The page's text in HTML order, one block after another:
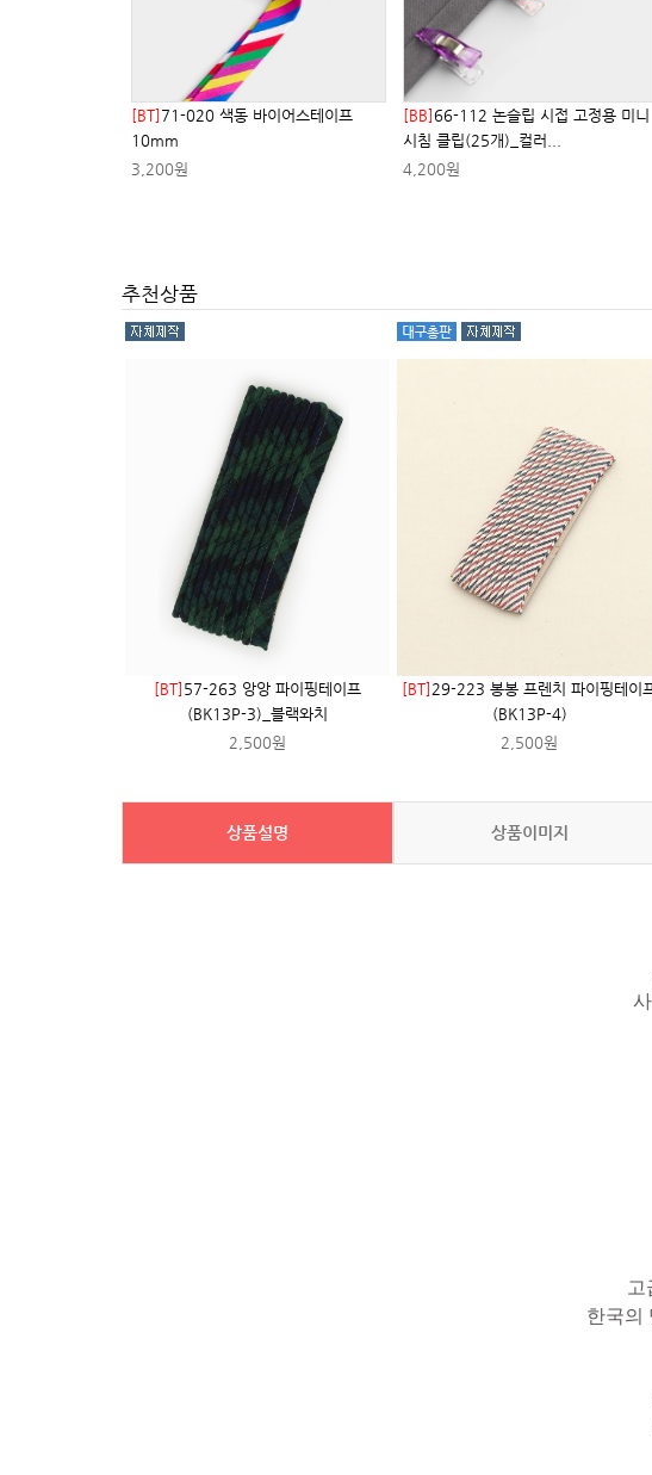
[BT] 71-020 색동 바이어스테이프
10mm
3,200원
[BB]66-112 논슬립 시접 고정용 미니
시침 클립(25개)_컬러...
4,200원
추천상품
[BT] 57-263 앙앙 파이핑테이프
(BK13P-3)_블랙와치
2,500원
[BT] 29-223 봉봉 프렌치 파이핑테이
(BK13P-4)
2,500원
상품설명 상품이미지
고
한국의